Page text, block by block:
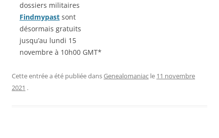
dossiers militaires
Findmypast sont
désormais gratuits
jusqu’au lundi 15
novembre à 10h00 GMT*
Cette entrée a été publiée dansGenealomaniac le 11 novembre
2021 .